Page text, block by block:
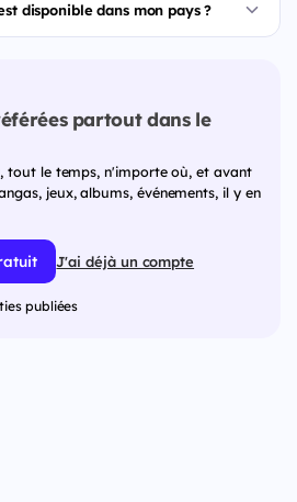
disponible dans mon pays ?
partout dans le
tout le temps, n'importe où, et avant
jeux, albums, événements, il y en
J'ai déjà un compte
publiées